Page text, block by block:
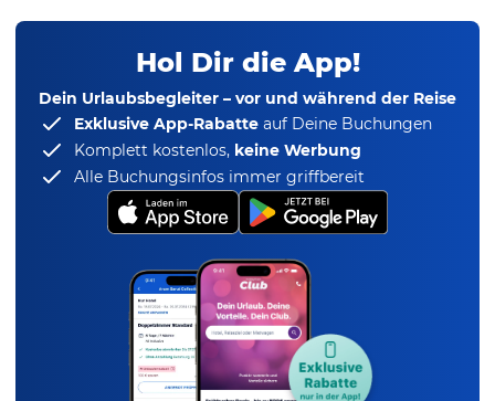
Hol Dir die App!
Dein Urlaubsbegleiter – vor und während der Reise
Exklusive App-Rabatte auf Deine Buchungen
Komplett kostenlos, keine Werbung
Alle Buchungsinfos immer griffbereit